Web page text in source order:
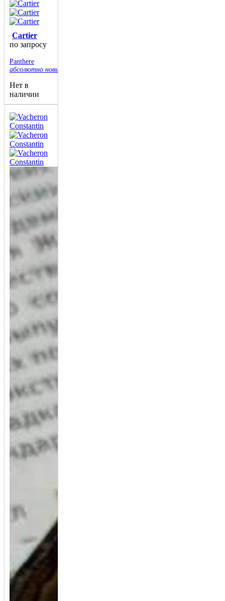
Cartier
по запросу
Panthere
абсолютно новые
Нет в
наличии